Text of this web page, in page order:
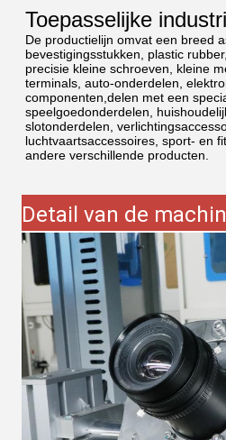
Toepasselijke
De productielijn omvat een breed
bevestigingsstukken, plastic
precisie kleine schroeven, kleine
terminals, auto-onderdelen,
componenten,delen met een
speelgoedonderdelen,
slotonderdelen,
luchtvaartsaccessoires, sport- en
andere verschillende producten.
Detail van de